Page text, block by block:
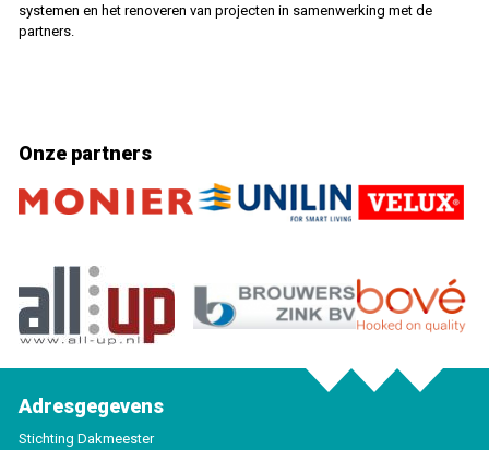
systemen en het renoveren van projecten in samenwerking met de
partners.
Onze partners
Adresgegevens
Stichting Dakmeester